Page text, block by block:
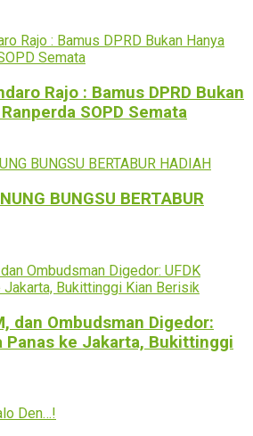
Rajo : Bamus DPRD Bukan
SOPD Semata
BUNGSU BERTABUR
dan Ombudsman Digedor:
Panas ke Jakarta, Bukittinggi